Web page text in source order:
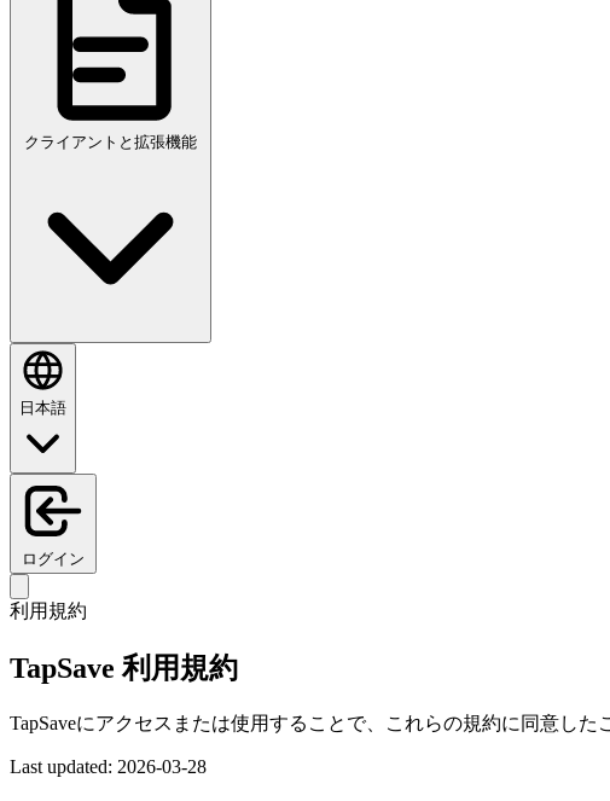
日本語
ログイン
利用規約
TapSave 利用規約
TapSaveにアクセスまたは使用することで、これらの規約に同意し
Last updated: 2026-03-28